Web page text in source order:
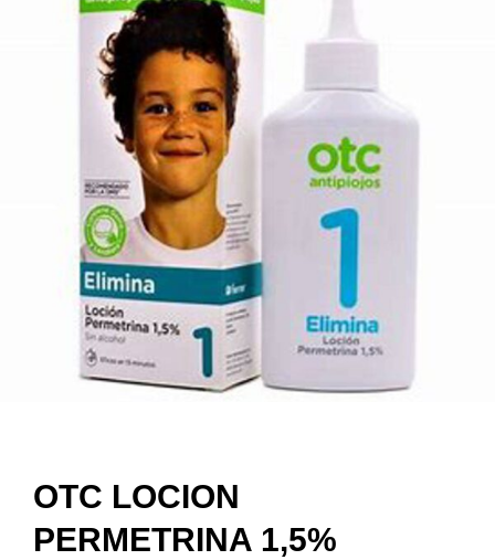
OTC LOCION
PERMETRINA 1,5%